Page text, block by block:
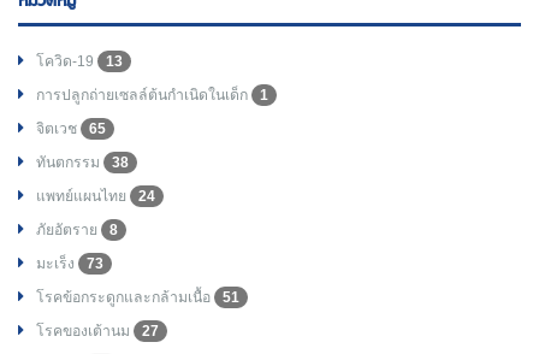
โควิด-19
13
การปลูกถ่ายเซลล์ต้นกำเนิดในเด็ก
1
จิตเวช
65
ทันตกรรม
38
แพทย์แผนไทย
24
ภัยอัตราย
8
มะเร็ง
73
โรคข้อกระดูกและกล้ามเนื้อ
51
โรคของเต้านม
27